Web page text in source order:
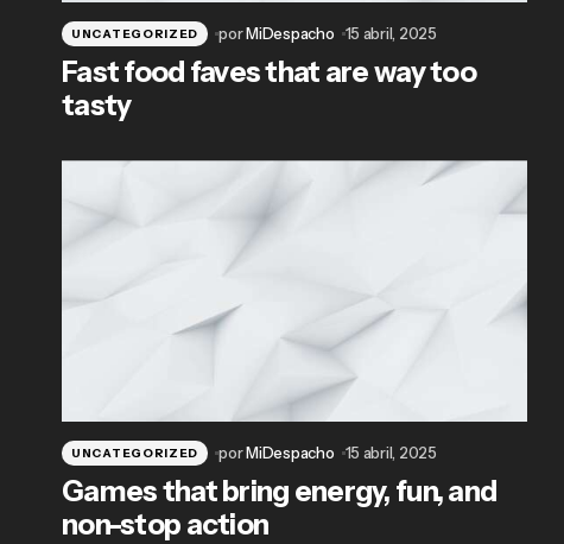
UNCATEGORIZED porMiDespacho 15 abril, 2025
Fast food faves that are way too
tasty
UNCATEGORIZED porMiDespacho 15 abril, 2025
Games that bring energy, fun, and
non-stop action